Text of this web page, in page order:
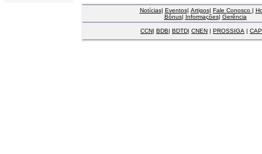
Notícias| Eventos| Artigos| Fale Conosco |
Bônus| Informações| Gerência
CCN| BDB| BDTD| CNEN | PROSSIGA |